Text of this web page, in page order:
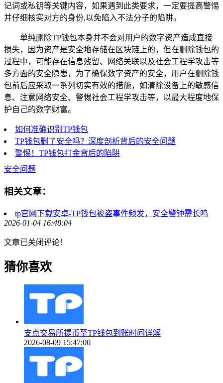
记词或私钥等关键内容，如果遇到此类要求，一定要提高警惕
并仔细核实对方的身份,以免陷入不法分子的陷阱。
单纯删除TP钱包本身并不会对用户的数字资产造成直接
损失，因为资产是安全地存储在区块链上的，但在删除钱包的
过程中，可能存在信息残留、网络关联以及社会工程学攻击等
多方面的安全隐患，为了确保数字资产的安全，用户在删除钱
包前后应采取一系列切实有效的措施，如清除设备上的敏感信
息、注意网络安全、警惕社会工程学攻击等，以最大程度地保
护自己的数字财富。
如何准确识别TP钱包
TP钱包删了安全吗？深度剖析背后的安全问题
警惕！TP钱包打金背后的陷阱
安全问题
相关文章：
tp官网下载安卓-TP钱包被盗事件频发，安全警钟需长鸣
2026-01-04 16:48:04
文章已关闭评论！
猜你喜欢
支点交易所提币至TP钱包到账时间详解
2026-08-09 15:47:00